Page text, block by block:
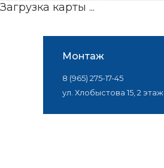
Монтаж
8 (965) 275-17-45
ул. Хлобыстова 15, 2 этаж
Загрузка карты ...